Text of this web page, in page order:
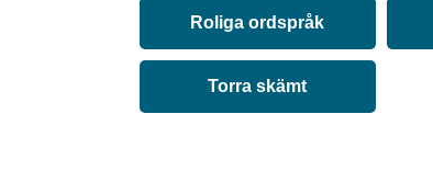
Roliga ordspråk
Torra skämt